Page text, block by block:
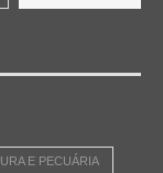
E PECUÁRIA